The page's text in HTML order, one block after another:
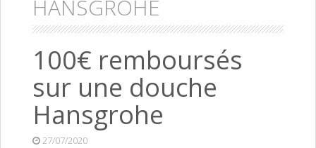
HANSGROHE
100€ remboursés
sur une douche
Hansgrohe
27/07/2020